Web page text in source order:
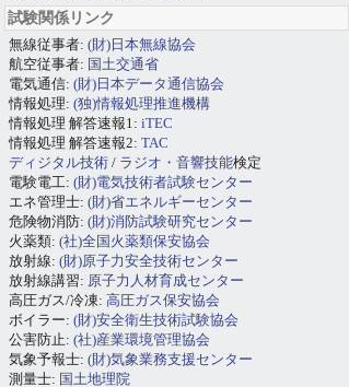
試験関係リンク
無線従事者: (財)日本無線協会
航空従事者: 国土交通省
電気通信: (財)日本データ通信協会
情報処理: (独)情報処理推進機構
情報処理 解答速報1: iTEC
情報処理 解答速報2: TAC
ディジタル技術 / ラジオ・音響技能検定
電験電工: (財)電気技術者試験センター
エネ管理士: (財)省エネルギーセンター
危険物消防: (財)消防試験研究センター
火薬類: (社)全国火薬類保安協会
放射線: (財)原子力安全技術センター
放射線講習: 原子力人材育成センター
高圧ガス/冷凍: 高圧ガス保安協会
ボイラー: (財)安全衛生技術試験協会
公害防止: (社)産業環境管理協会
気象予報士: (財)気象業務支援センター
測量士: 国土地理院